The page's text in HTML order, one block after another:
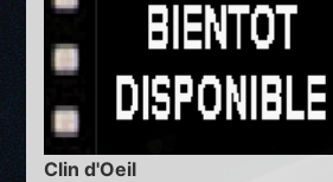
Clin d'Oeil